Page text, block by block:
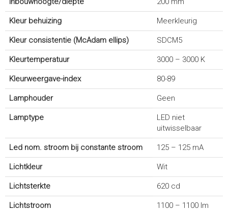
Kleur behuizing Meerkleurig
Kleur consistentie (McAdam ellips) SDCM5
Kleurtemperatuur 3000 – 3000 K
Kleurweergave-index 80-89
Lamphouder Geen
Lamptype
LED niet
uitwisselbaar
Led nom. stroom bij constante stroom 125 – 125 mA
Lichtkleur Wit
Lichtsterkte 620 cd
Lichtstroom 1100 – 1100 lm